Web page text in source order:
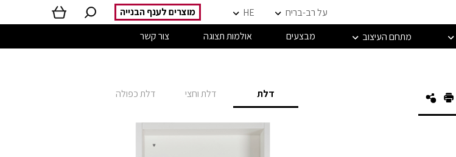
על רב-בריח HE
מוצרים לענף הבנייה
מתחם העיצוב מבצעים אולמות תצוגה צור קשר
דלת דלת וחצי דלת כפולה